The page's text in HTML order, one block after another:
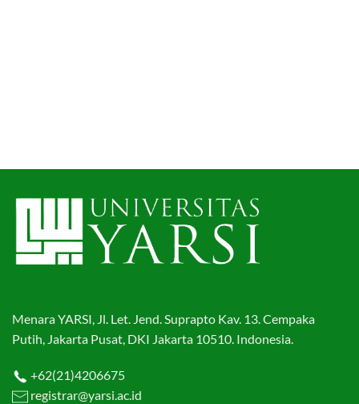
Menara YARSI, Jl. Let. Jend. Suprapto Kav. 13. Cempaka
Putih, Jakarta Pusat, DKI Jakarta 10510. Indonesia.
+62(21)4206675
registrar@yarsi.ac.id